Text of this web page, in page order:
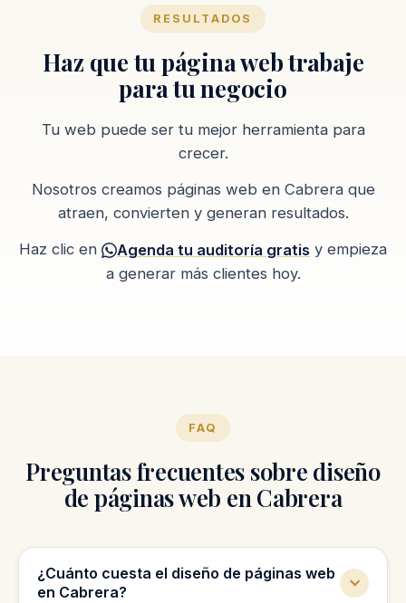
RESULTADOS
Haz que tu página web trabaje
para tu negocio
Tu web puede ser tu mejor herramienta para
crecer.
Nosotros creamos páginas web en Cabrera que
atraen, convierten y generan resultados.
Haz clic en
Agenda tu auditoría gratis y empieza
a generar más clientes hoy.
FAQ
Preguntas frecuentes sobre diseño
de páginas web en Cabrera
¿Cuánto cuesta el diseño de páginas web
en Cabrera?